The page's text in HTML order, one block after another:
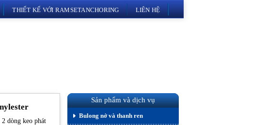
THIẾT KẾ VỚI RAMSETANCHORING LIÊN HỆ
dòng keo phát
Sản phẩm và dịch vụ
Bulong nở và thanh ren